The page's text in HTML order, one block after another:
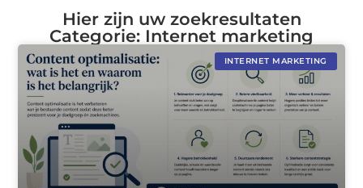
Hier zijn uw zoekresultaten
Categorie: Internet marketing
INTERNET MARKETING